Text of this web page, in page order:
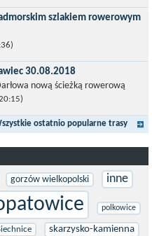
szlakiem rowerowym
R-10, jest częścią sieci
dookoła Morza Bałtyckiego.
30.08.2018
nową ścieżką rowerową
na pierwszym rondzie zjazd
ostatnio popularne trasy
gorzów wielkopolski inne
polkowice
skarzysko-kamienna